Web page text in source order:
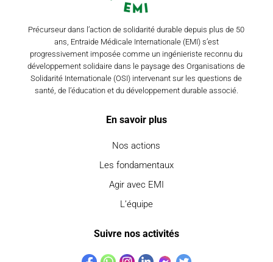
Précurseur dans l’action de solidarité durable depuis plus de 50
ans, Entraide Médicale Internationale (EMI) s’est
progressivement imposée comme un ingénieriste reconnu du
développement solidaire dans le paysage des Organisations de
Solidarité Internationale (OSI) intervenant sur les questions de
santé, de l’éducation et du développement durable associé.
En savoir plus
Nos actions
Les fondamentaux
Agir avec EMI
L’équipe
Suivre nos activités